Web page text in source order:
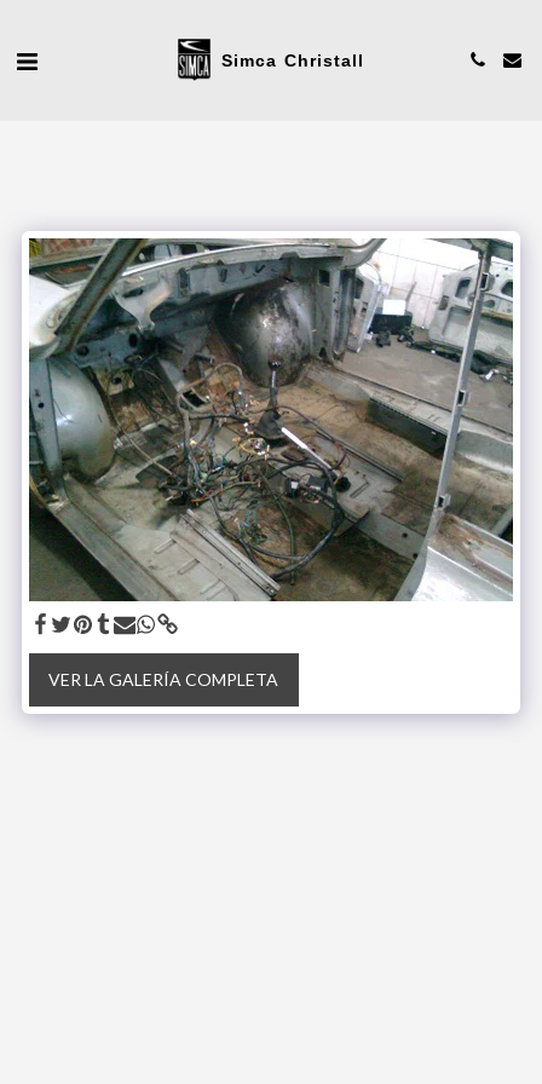
Simca Christall
VER LA GALERÍA COMPLETA